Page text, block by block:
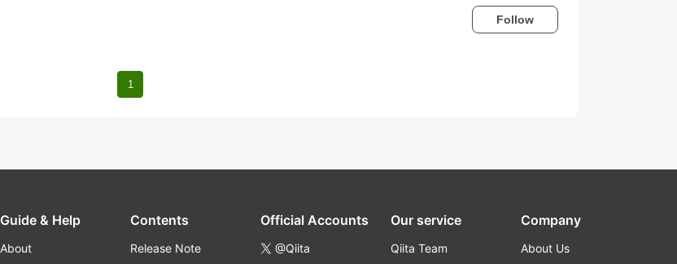
Follow
1
Guide & Help
About
Contents
Release Note
Official Accounts
@Qiita
Our service
Qiita Team
Company
About Us